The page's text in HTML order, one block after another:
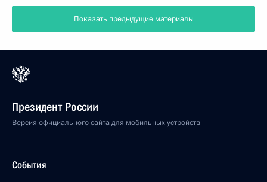
Показать предыдущие материалы
Президент России
Версия официального сайта для мобильных устройств
События